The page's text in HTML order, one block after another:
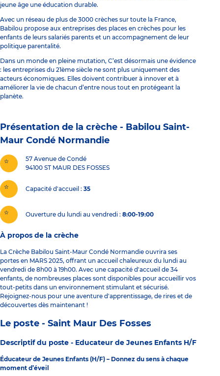
jeune âge une éducation durable.
Avec un réseau de plus de 3000 crèches sur toute la France,
Babilou propose aux entreprises des places en crèches pour les
enfants de leurs salariés parents et un accompagnement de leur
politique parentalité.
Dans un monde en pleine mutation, C’est désormais une évidence
: les entreprises du 21ème siècle ne sont plus uniquement des
acteurs économiques. Elles doivent contribuer à innover et à
améliorer la vie de chacun d’entre nous tout en protégeant la
planète.
Présentation de la crèche - Babilou Saint-
Maur Condé Normandie
57 Avenue de Condé
94100 ST MAUR DES FOSSES
Capacité d'accueil 35
Ouverture du lundi au vendredi : 8:00-19:00
À propos de la crèche
La Crèche Babilou Saint-Maur Condé Normandie ouvrira ses
portes en MARS 2025, offrant un accueil chaleureux du lundi au
vendredi de 8h00 à 19h00. Avec une capacité d'accueil de 34
enfants, de nombreuses places sont disponibles pour accueillir vos
tout-petits dans un environnement stimulant et sécurisé.
Rejoignez-nous pour une aventure d'apprentissage, de rires et de
découvertes dès maintenant !
Le poste - Saint Maur Des Fosses
Descriptif du poste - Educateur de Jeunes Enfants H/F
Éducateur de Jeunes Enfants (H/F) – Donnez du sens à chaque
moment d’éveil